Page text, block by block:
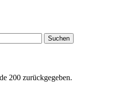
200 zurückgegeben.